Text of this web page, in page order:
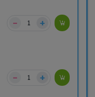
– +
– +